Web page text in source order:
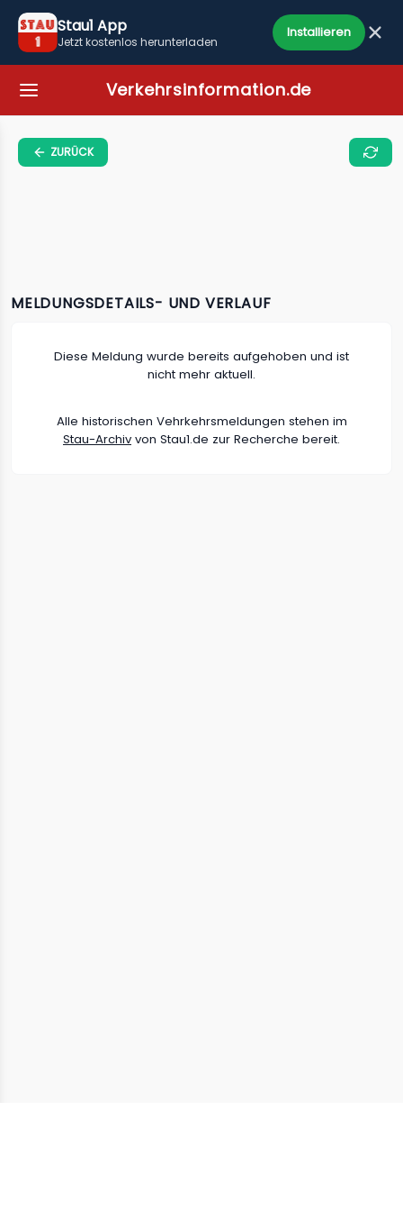
Stau1 App
Jetzt kostenlos herunterladen
Installieren
Verkehrsinformation.de
ZURÜCK
MELDUNGSDETAILS- UND VERLAUF
Diese Meldung wurde bereits aufgehoben und ist
nicht mehr aktuell.
Alle historischen Vehrkehrsmeldungen stehen im
Stau-Archiv von Stau1.de zur Recherche bereit.